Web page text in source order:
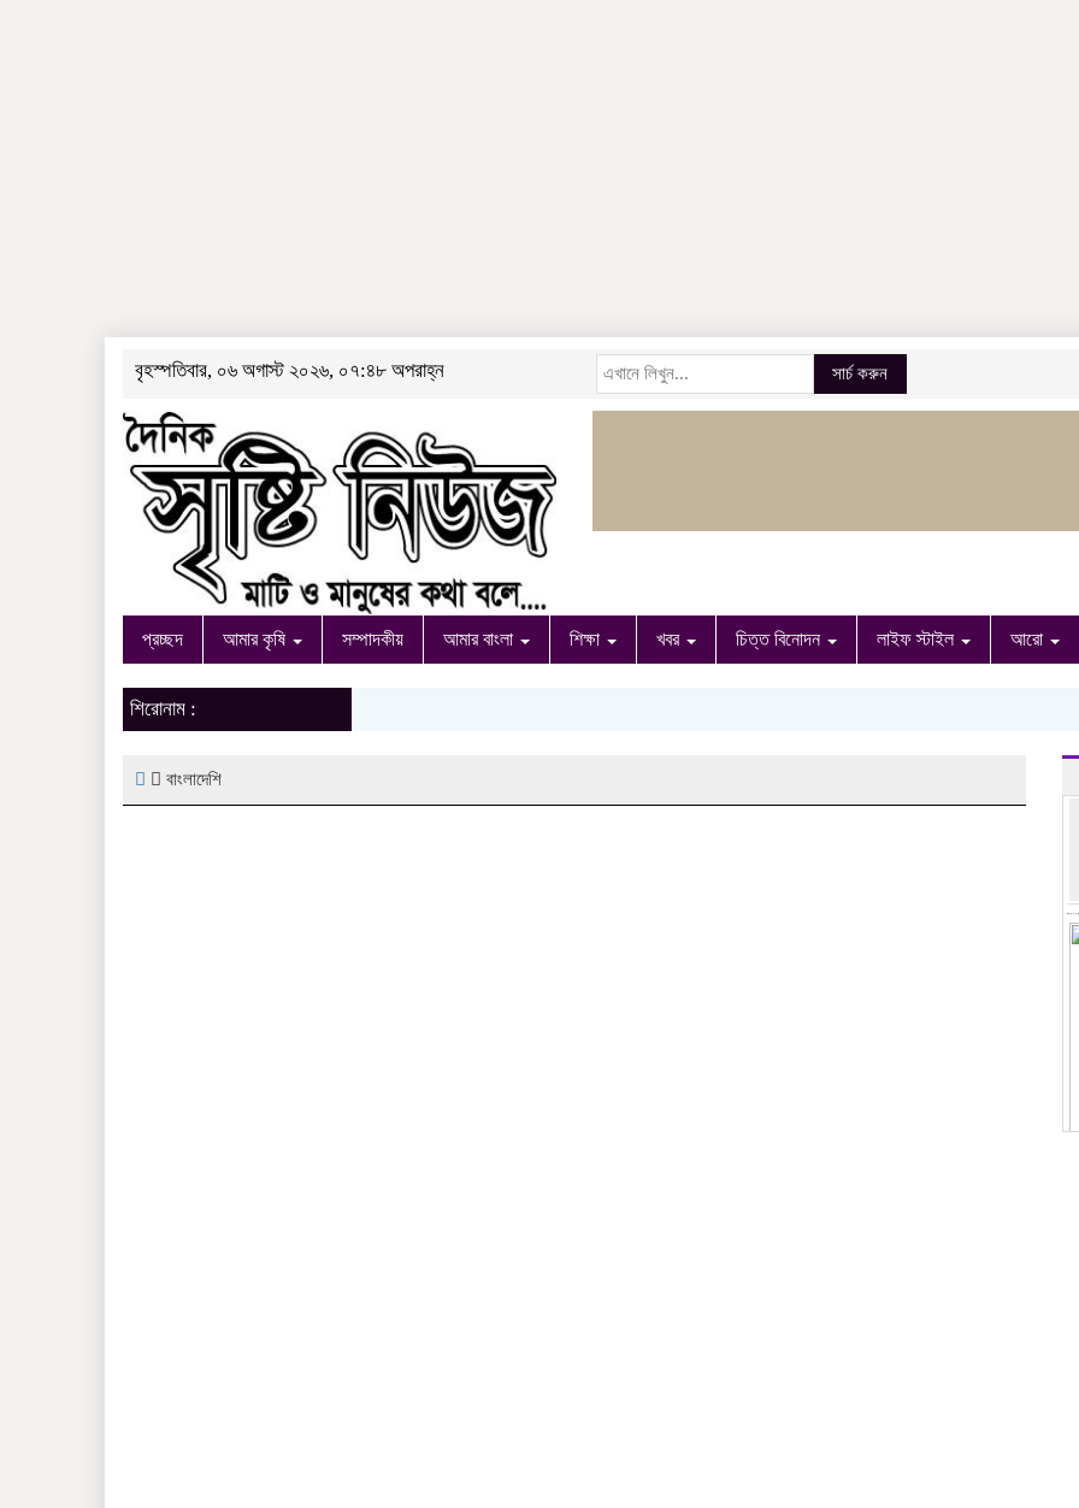
বৃহস্পতিবার, ০৬ অগাস্ট ২০২৬, ০৭:৪৮ অপরাহ্ন সার্চ করুন
প্রচ্ছদ আমার কৃষি সম্পাদকীয় আমার বাংলা শিক্ষা খবর চিত্ত বিনোদন লাইফ স্টাইল আরো
শিরোনাম :
বাংলাদেশি